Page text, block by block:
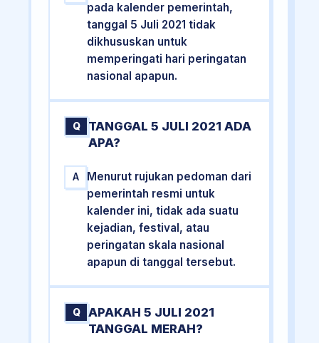
pada kalender pemerintah,
tanggal 5 Juli 2021 tidak
dikhususkan untuk
memperingati hari peringatan
nasional apapun.
Q
TANGGAL 5 JULI 2021 ADA
APA?
A
Menurut rujukan pedoman dari
pemerintah resmi untuk
kalender ini, tidak ada suatu
kejadian, festival, atau
peringatan skala nasional
apapun di tanggal tersebut.
Q
APAKAH 5 JULI 2021
TANGGAL MERAH?